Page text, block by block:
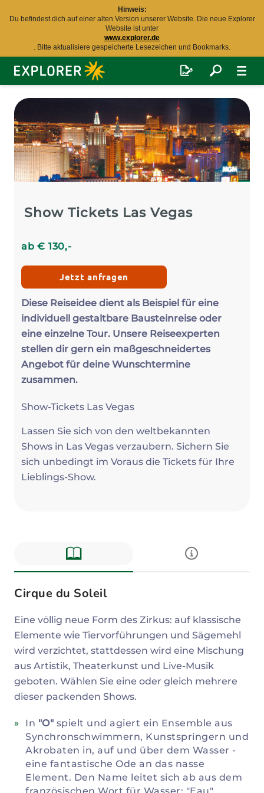
Hinweis:
Du befindest dich auf einer alten Version unserer Website. Die neue Explorer
Website ist unter
www.explorer.de
. Bitte aktualisiere gespeicherte Lesezeichen und Bookmarks.
Explorer
Fernreisen
Show Tickets Las Vegas
ab€ 130,-
Jetzt anfragen
Diese Reiseidee dient als Beispiel für eine
individuell gestaltbare Bausteinreise oder
eine einzelne Tour. Unsere Reiseexperten
stellen dir gern ein maßgeschneidertes
Angebot für deine Wunschtermine
zusammen.
Show-Tickets Las Vegas
Lassen Sie sich von den weltbekannten
Shows in Las Vegas verzaubern. Sichern Sie
sich unbedingt im Voraus die Tickets für Ihre
Lieblings-Show.
Beschreibung
Cirque du Soleil
Eine völlig neue Form des Zirkus: auf klassische
Elemente wie Tiervorführungen und Sägemehl
wird verzichtet, stattdessen wird eine Mischung
aus Artistik, Theaterkunst und Live-Musik
geboten. Wählen Sie eine oder gleich mehrere
dieser packenden Shows.
In "O" spielt und agiert ein Ensemble aus
Synchronschwimmern, Kunstspringern und
Akrobaten in, auf und über dem Wasser -
eine fantastische Ode an das nasse
Element. Den Name leitet sich ab aus dem